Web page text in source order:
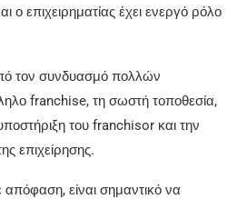
ο επιχειρηματίας έχει ενεργό ρόλο
τον συνδυασμό πολλών
franchise, τη σωστή τοποθεσία,
του franchisor και την
επιχείρησης.
είναι σημαντικό να